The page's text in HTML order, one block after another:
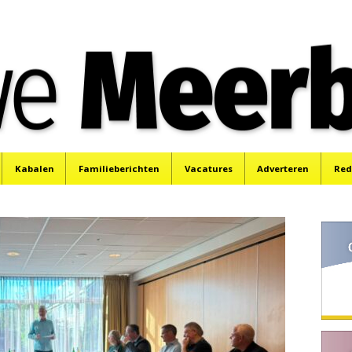
Kabalen Familieberichten Vacatures Adverteren